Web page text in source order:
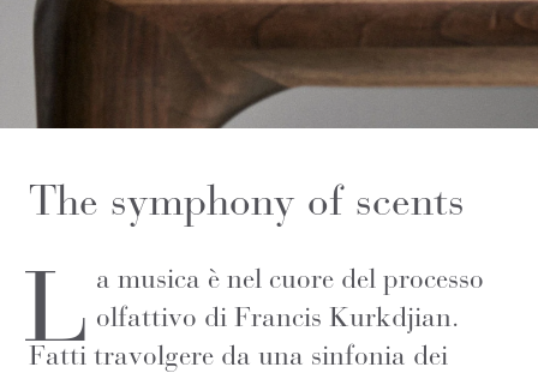
The symphony of scents
L a musica è nel cuore del processo
olfattivo di Francis Kurkdjian.
Fatti travolgere da una sinfonia dei